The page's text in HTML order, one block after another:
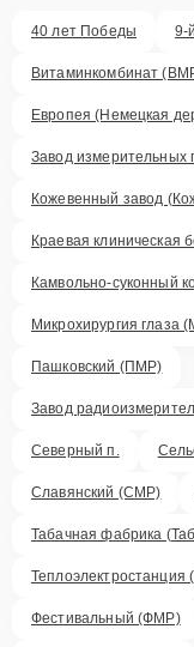
40 лет Победы 9-
Витаминкомбинат
Европея (Немецкая
Завод
Кожевенный завод
Краевая клиническая
Камвольно-суконный
Микрохирургия глаза
Пашковский (ПМР)
Завод
Северный п.
Славянский (СМР)
Табачная фабрика
Фестивальный (ФМР)